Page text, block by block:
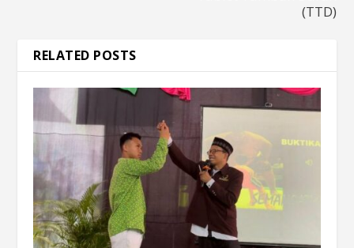
(TTD)
RELATED POSTS